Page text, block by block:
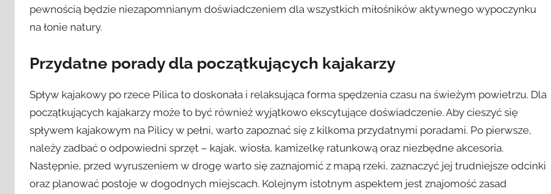
pewnością będzie niezapomnianym doświadczeniem dla wszystkich miłośników aktywnego wypoczynku
na łonie natury.
Przydatne porady dla początkujących kajakarzy
Spływ kajakowy po rzece Pilica to doskonała i relaksująca forma spędzenia czasu na świeżym powietrzu. Dla
początkujących kajakarzy może to być również wyjątkowo ekscytujące doświadczenie. Aby cieszyć się
spływem kajakowym na Pilicy w pełni, warto zapoznać się z kilkoma przydatnymi poradami. Po pierwsze,
należy zadbać o odpowiedni sprzęt – kajak, wiosła, kamizelkę ratunkową oraz niezbędne akcesoria.
Następnie, przed wyruszeniem w drogę warto się zaznajomić z mapą rzeki, zaznaczyć jej trudniejsze odcinki
oraz planować postoje w dogodnych miejscach. Kolejnym istotnym aspektem jest znajomość zasad